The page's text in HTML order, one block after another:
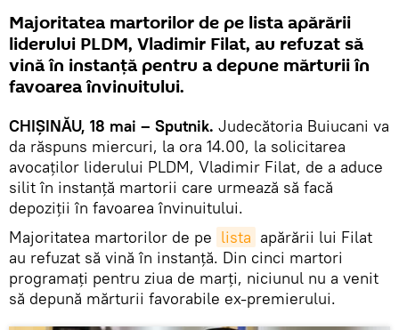
Majoritatea martorilor de pe lista apărării
liderului PLDM, Vladimir Filat, au refuzat să
vină în instanţă pentru a depune mărturii în
favoarea învinuitului.
CHIŞINĂU, 18 mai – Sputnik. Judecătoria Buiucani va
da răspuns miercuri, la ora 14.00, la solicitarea
avocaţilor liderului PLDM, Vladimir Filat, de a aduce
silit în instanţă martorii care urmează să facă
depoziţii în favoarea învinuitului.
Majoritatea martorilor de pe lista apărării lui Filat
au refuzat să vină în instanţă. Din cinci martori
programaţi pentru ziua de marţi, niciunul nu a venit
să depună mărturii favorabile ex-premierului.